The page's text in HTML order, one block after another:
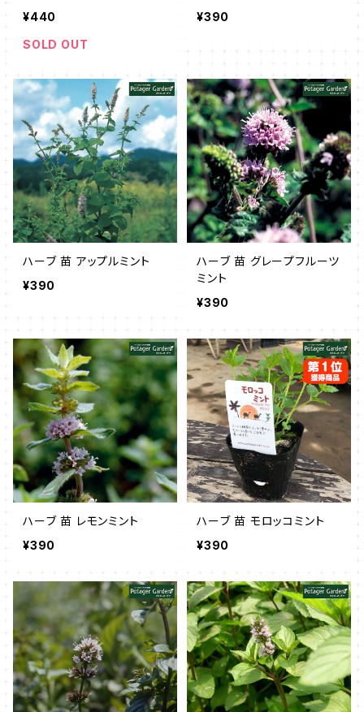
¥440
SOLD OUT
¥390
ハーブ 苗 アップルミント
¥390
ハーブ 苗 グレープフルーツ
ミント
¥390
ハーブ 苗 レモンミント
¥390
ハーブ 苗 モロッコミント
¥390